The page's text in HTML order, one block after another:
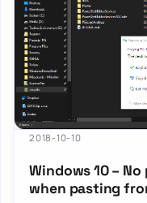
2018-10-10
Windows 10 –
when pasting